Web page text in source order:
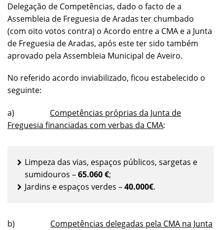
Delegação de Competências, dado o facto de a
Assembleia de Freguesia de Aradas ter chumbado
(com oito votos contra) o Acordo entre a CMA e a Junta
de Freguesia de Aradas, após este ter sido também
aprovado pela Assembleia Municipal de Aveiro.
No referido acordo inviabilizado, ficou estabelecido o
seguinte:
a) Competências próprias da Junta de
Freguesia financiadas com verbas da CMA:
Limpeza das vias, espaços públicos, sargetas e
sumidouros –65.060 €;
Jardins e espaços verdes –40.000€.
b) Competências delegadas pela CMA na Junta